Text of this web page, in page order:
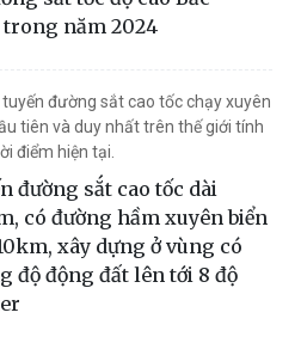
trong năm 2024
đường sắt cao tốc chạy xuyên
tiên và duy nhất trên thế giới tính
điểm hiện tại.
đường sắt cao tốc dài
có đường hầm xuyên biển
xây dựng ở vùng có
độ động đất lên tới 8 độ